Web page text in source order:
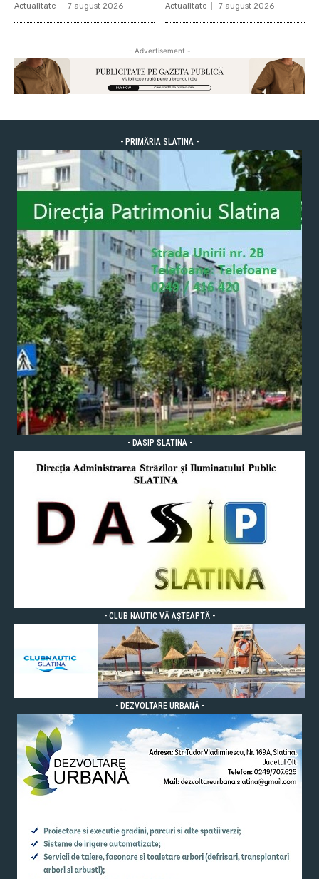
Actualitate 7 august 2026 Actualitate 7 august 2026
- Advertisement -
- PRIMĂRIA SLATINA -
- DASIP SLATINA -
- CLUB NAUTIC VĂ AȘTEAPTĂ -
- DEZVOLTARE URBANĂ -